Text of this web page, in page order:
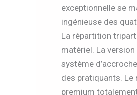
exceptionnelle se
ingénieuse des
La répartition
matériel. La
système
des pratiquants.
premium